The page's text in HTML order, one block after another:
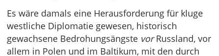
Es wäre damals eine Herausforderung für kluge
westliche Diplomatie gewesen, historisch
gewachsene Bedrohungsängste vorRussland, vor
allem in Polen und im Baltikum, mit den durch